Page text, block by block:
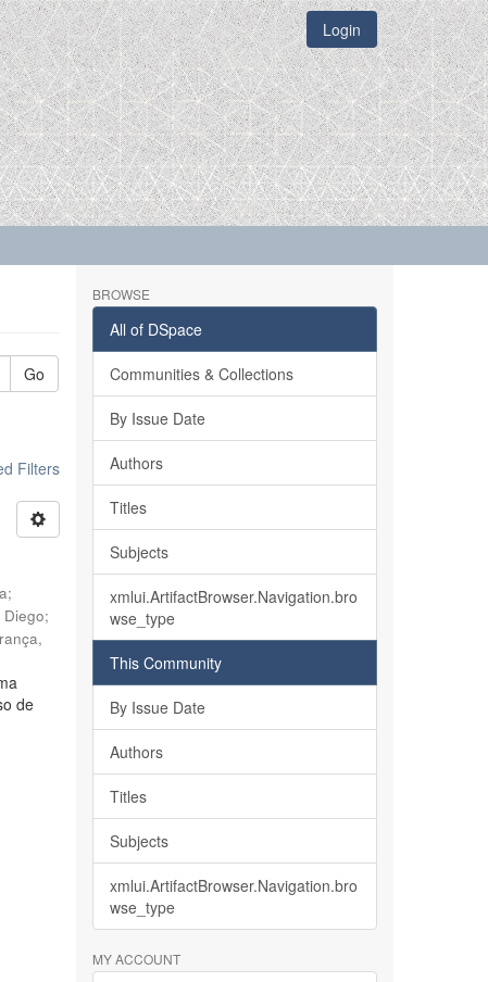
Login
Go
Filters
;
;
de
BROWSE
All of DSpace
Communities & Collections
By Issue Date
Authors
Titles
Subjects
xmlui.ArtifactBrowser.Navigation.bro
wse_type
This Community
By Issue Date
Authors
Titles
Subjects
xmlui.ArtifactBrowser.Navigation.bro
wse_type
MY ACCOUNT